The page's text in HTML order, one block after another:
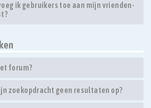
ik gebruikers toe aan mijn vrienden-
forum?
zoekopdracht geen resultaten op?